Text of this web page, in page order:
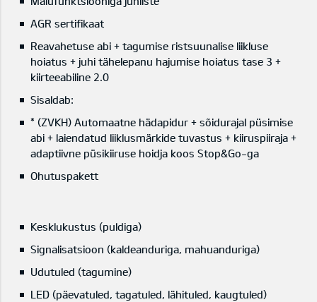
AGR sertifikaat
Reavahetuse abi + tagumise ristsuunalise liikluse
hoiatus + juhi tähelepanu hajumise hoiatus tase 3 +
kiirteeabiline 2.0
Sisaldab:
* (ZVKH) Automaatne hädapidur + sõidurajal püsimise
abi + laiendatud liiklusmärkide tuvastus + kiiruspiiraja +
adaptiivne püsikiiruse hoidja koos Stop&Go-ga
Ohutuspakett
Kesklukustus (puldiga)
Signalisatsioon (kaldeanduriga, mahuanduriga)
Udutuled (tagumine)
LED (päevatuled, tagatuled, lähituled, kaugtuled)